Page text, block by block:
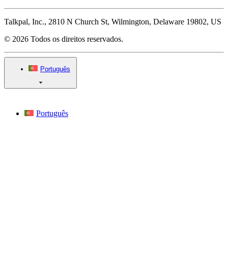
Talkpal, Inc., 2810 N Church St, Wilmington, Delaware 19802, US
© 2026 Todos os direitos reservados.
Português
Português